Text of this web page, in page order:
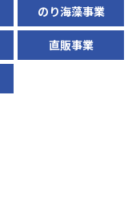
のり海藻事業
直販事業